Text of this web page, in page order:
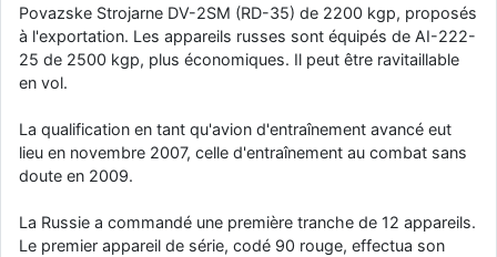
Povazske Strojarne DV-2SM (RD-35) de 2200 kgp, proposés
à l'exportation. Les appareils russes sont équipés de AI-222-
25 de 2500 kgp, plus économiques. Il peut être ravitaillable
en vol.
La qualification en tant qu'avion d'entraînement avancé eut
lieu en novembre 2007, celle d'entraînement au combat sans
doute en 2009.
La Russie a commandé une première tranche de 12 appareils.
Le premier appareil de série, codé 90 rouge, effectua son